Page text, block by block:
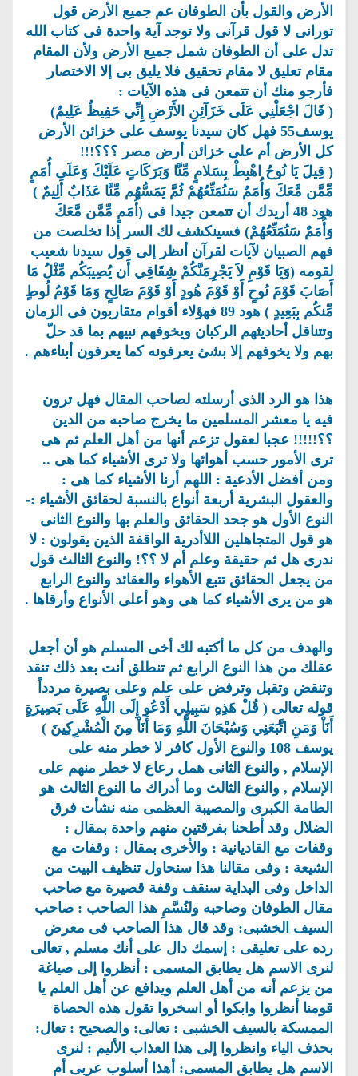
الأرض والقول بأن الطوفان عم جميع الأرض قول
تورانى لا قول قرآنى ولا توجد آية واحدة فى كتاب الله
تدل على أن الطوفان شمل جميع الأرض ولأن المقام
مقام تعليق لا مقام تحقيق فلا يليق بى إلا الاختصار
فأرجو منك أن تتمعن فى هذه الآيات :
( قَالَ اجْعَلْنِي عَلَى خَزَآئِنِ الأَرْضِ إِنِّي حَفِيظٌ عَلِيمٌ)
يوسف55 فهل كان سيدنا يوسف على خزائن الأرض
كل الأرض أم على خزائن أرض مصر ؟؟؟!!!
( قِيلَ يَا نُوحُ اهْبِطْ بِسَلامٍ مِّنَّا وَبَرَكَاتٍ عَلَيْكَ وَعَلَى أُمَمٍ
مِّمَّن مَّعَكَ وَأُمَمٌ سَنُمَتِّعُهُمْ ثُمَّ يَمَسُّهُم مِّنَّا عَذَابٌ أَلِيمٌ )
هود 48 أريدك أن تتمعن جيدا فى (أُمَمٍ مِّمَّن مَّعَكَ
وَأُمَمٌ سَنُمَتِّعُهُمْ) فسينكشف لك السر إذا تخلصت من
فهم الصبيان لآيات لقرآن أنظر إلى قول سيدنا شعيب
لقومه (وَيَا قَوْمِ لاَ يَجْرِمَنَّكُمْ شِقَاقِي أَن يُصِيبَكُم مِّثْلُ مَا
أَصَابَ قَوْمَ نُوحٍ أَوْ قَوْمَ هُودٍ أَوْ قَوْمَ صَالِحٍ وَمَا قَوْمُ لُوطٍ
مِّنكُم بِبَعِيدٍ ) هود 89 فهؤلاء أقوام متقاربون فى الزمان
وتتناقل أحاديثهم الركبان ويخوفهم نبيهم بما قد حلّ
بهم ولا يخوفهم إلا بشئ يعرفونه كما يعرفون أبناءهم .
هذا هو الرد الذى أرسلته لصاحب المقال فهل ترون
فيه يا معشر المسلمين ما يخرج صاحبه من الدين
؟؟!!!!! عجبا لعقول تزعم أنها من أهل العلم ثم هى
ترى الأمور حسب أهوائها ولا ترى الأشياء كما هى ..
ومن أفضل الأدعية : اللهم أرنا الأشياء كما هى :
والعقول البشرية أربعة أنواع بالنسبة لحقائق الأشياء :-
النوع الأول هو جحد الحقائق والعلم بها والنوع الثانى
هو قول المتجاهلين اللاأدرية الواقفة الذين يقولون : لا
ندرى هل ثم حقيقة وعلم أم لا ؟؟! والنوع الثالث قول
من يجعل الحقائق تتبع الأهواء والعقائد والنوع الرابع
هو من يرى الأشياء كما هى وهو أعلى الأنواع وأرقاها .
والهدف من كل ما أكتبه لك أخى المسلم هو أن أجعل
عقلك من هذا النوع الرابع ثم تنطلق أنت بعد ذلك تنقد
وتنقض وتقبل وترفض على علم وعلى بصيرة مردداً
قوله تعالى ( قُلْ هَذِهِ سَبِيلِي أَدْعُو إِلَى اللَّهِ عَلَى بَصِيرَةٍ
أَنَاْ وَمَنِ اتَّبَعَنِي وَسُبْحَانَ اللَّهِ وَمَا أَنَاْ مِنَ الْمُشْرِكِينَ )
يوسف 108 والنوع الأول كافر لا خطر منه على
الإسلام , والنوع الثانى همل رعاع لا خطر منهم على
الإسلام , والنوع الثالث وما أدراك ما النوع الثالث هو
الطامة الكبرى والمصيبة العظمى منه نشأت فرق
الضلال وقد أطحنا بفرقتين منهم واحدة بمقال :
وقفات مع القاديانية : والأخرى بمقال : وقفات مع
الشيعة : وفى مقالنا هذا سنحاول تنظيف البيت من
الداخل وفى البداية سنقف وقفة قصيرة مع صاحب
مقال الطوفان وصاحبه ولنُسَّمِ هذا الصاحب : صاحب
السيف الخشبى: وقد قال هذا الصاحب فى معرض
رده على تعليقى : إسمك دال على أنك مسلم , تعالى
لنرى الاسم هل يطابق المسمى : أنظروا إلى صياغة
من يزعم أنه من أهل العلم ويدافع عن أهل العلم يا
قومنا أنظروا وابكوا أو اسخروا تقول هذه الحصاة
الممسكة بالسيف الخشبى : تعالى: والصحيح : تعال:
بحذف الياء وانظروا إلى هذا العذاب الأليم : لنرى
الاسم هل يطابق المسمى: أهذا أسلوب عربى أم